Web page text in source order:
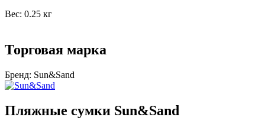
Вес: 0.25 кг
Торговая марка
Бренд: Sun&Sand
Пляжные сумки Sun&Sand